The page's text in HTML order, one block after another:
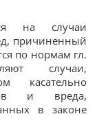
на случаи
причиненный
по нормам гл.
случаи,
касательно
и вреда,
в законе